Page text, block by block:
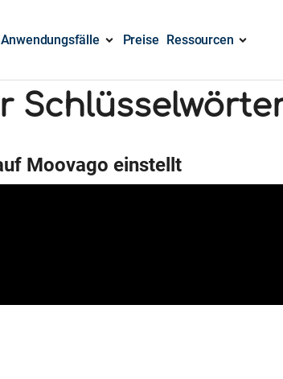
Anwendungsfälle Preise Ressourcen
Schlüsselwörter
Moovago einstellt